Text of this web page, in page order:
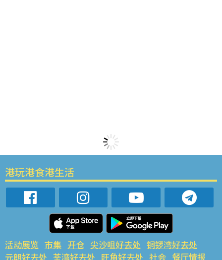
港玩港食港生活
活动展览 市集 开仓 尖沙咀好去处 铜锣湾好去处
元朗好去处 荃湾好去处 旺角好去处 社会 餐厅情报